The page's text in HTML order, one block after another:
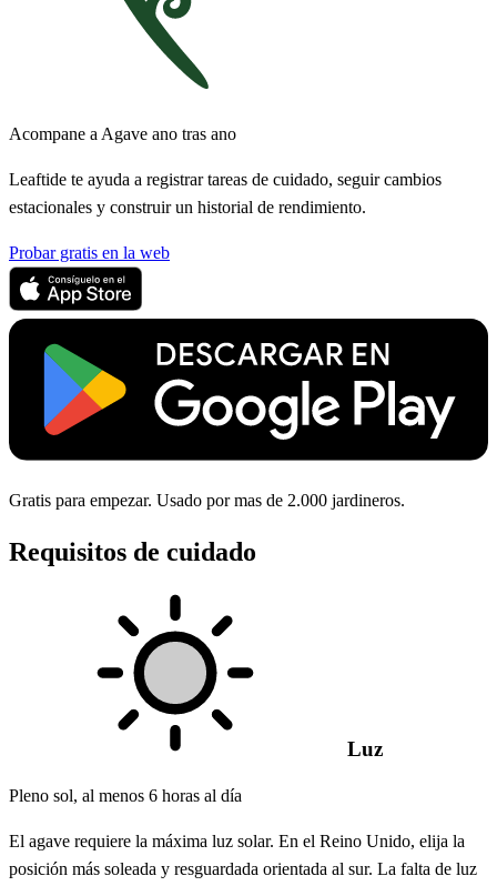
Acompane a Agave ano tras ano
Leaftide te ayuda a registrar tareas de cuidado, seguir cambios
estacionales y construir un historial de rendimiento.
Probar gratis en la web
Gratis para empezar. Usado por mas de 2.000 jardineros.
Requisitos de cuidado
Luz
Pleno sol, al menos 6 horas al día
El agave requiere la máxima luz solar. En el Reino Unido, elija la
posición más soleada y resguardada orientada al sur. La falta de luz